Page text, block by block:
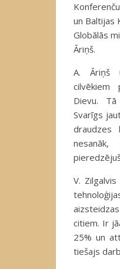
un Baltijas
Globālās
Āriņš.
A. Āriņš
cilvēkiem
Dievu.
Svarīgs
draudzes
V.
citiem. Ir
25% un
tiešajs